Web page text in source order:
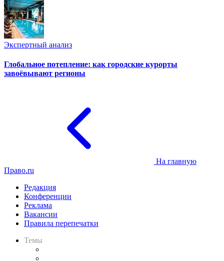
Экспертный анализ
Глобальное потепление: как городские курорты
завоёвывают регионы
На главную
Право.ru
Редакция
Конференции
Реклама
Вакансии
Правила перепечатки
Темы